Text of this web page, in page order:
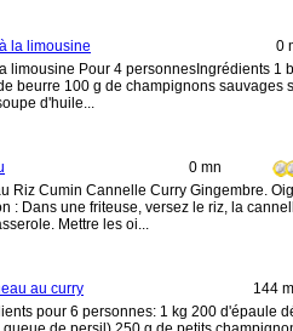
la limousine
0
limousine Pour 4 personnesIngrédients 1
beurre 100 g de champignons sauvages
d'huile...
0 mn
Riz Cumin Cannelle Curry Gingembre.
: Dans une friteuse, versez le riz, la
Mettre les oi...
au curry
144
pour 6 personnes: 1 kg 200 d'épaule